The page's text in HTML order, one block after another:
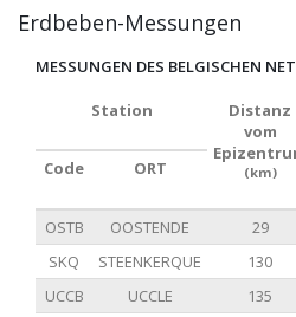
Erdbeben-Messungen
MESSUNGEN DES BELGISCHEN
Station
Distanz
vom
(km)
Code ORT
OSTB OOSTENDE 29
SKQ
STEENKERQUE 130
UCCB
UCCLE 135